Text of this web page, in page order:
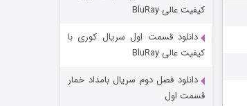
شکست استوارت در نجات جهان
کیفیت عالی BluRay
دانلود قسمت اول سریال کوری با
کیفیت عالی BluRay
دانلود فصل دوم سریال بامداد خمار
قسمت اول